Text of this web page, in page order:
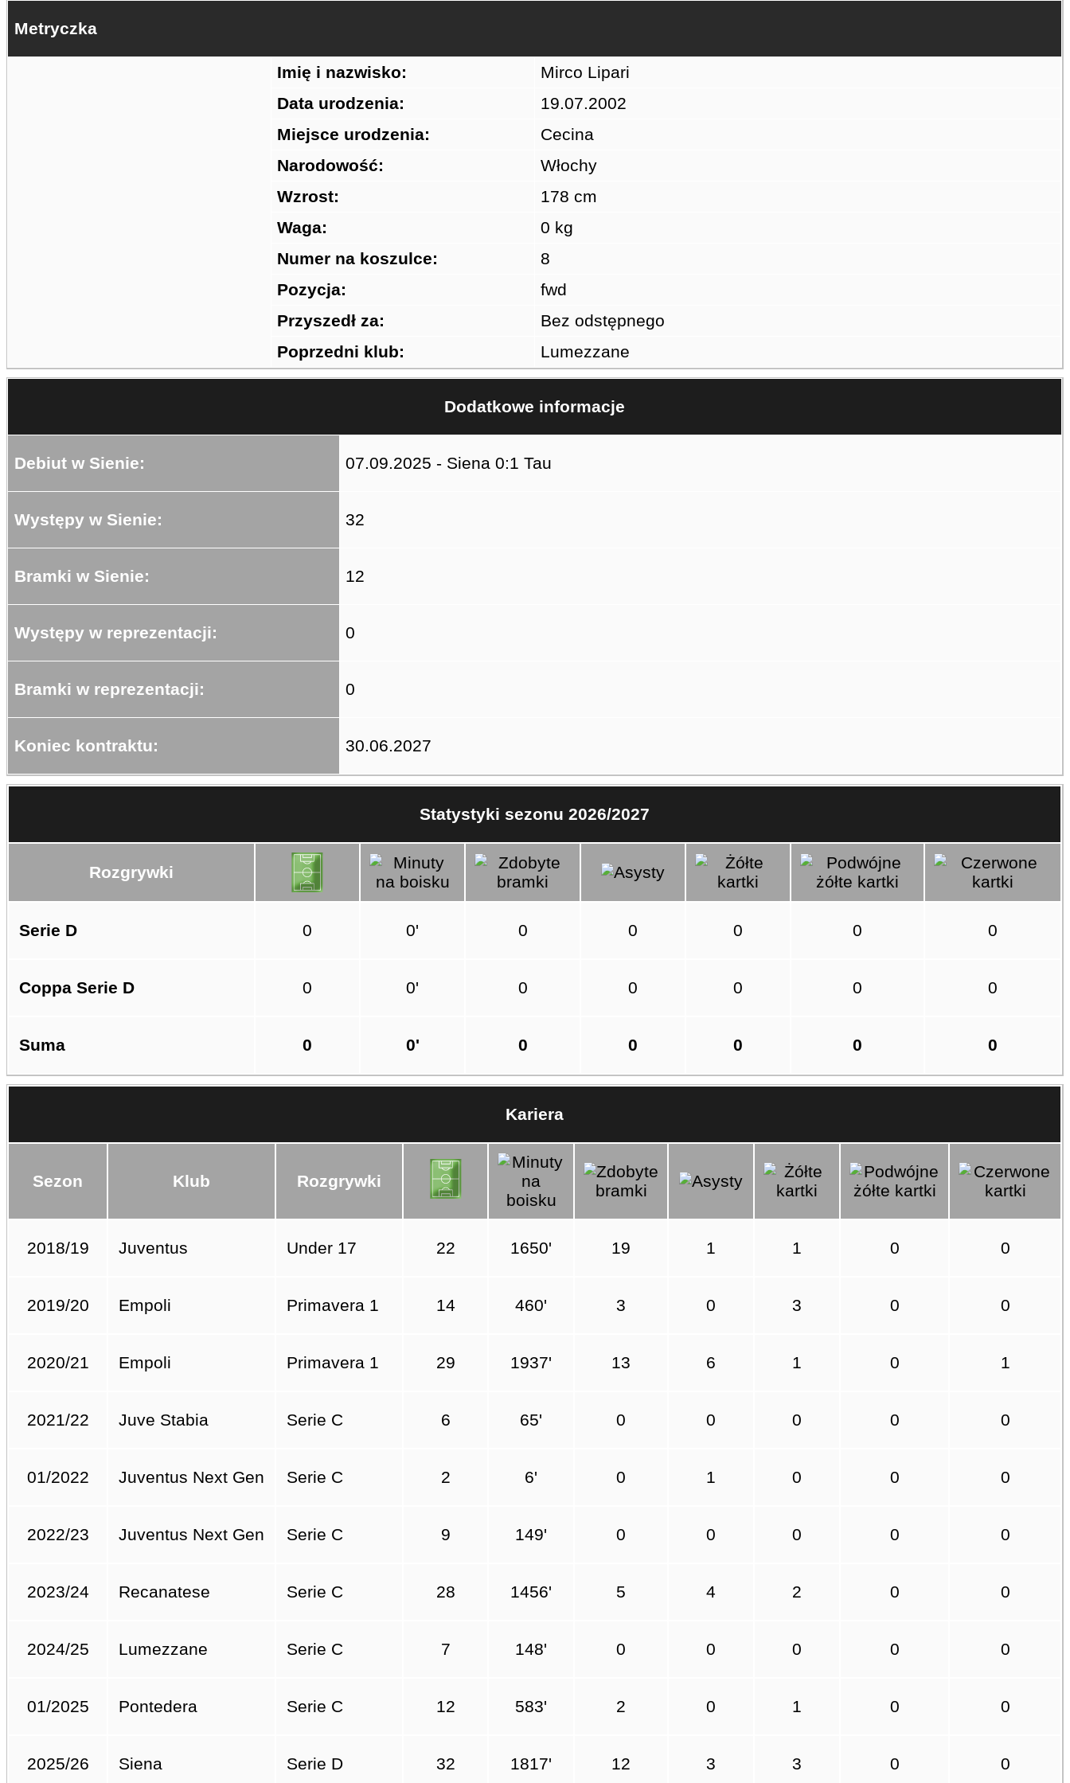
Metryczka
Imię i nazwisko:
Mirco Lipari
Data urodzenia:
19.07.2002
Miejsce urodzenia:
Cecina
Narodowość:
Włochy
Wzrost:
178 cm
Waga:
0 kg
Numer na koszulce:
8
Pozycja:
fwd
Przyszedł za:
Bez odstępnego
Poprzedni klub:
Lumezzane
Dodatkowe informacje
Debiut w Sienie: 07.09.2025 - Siena 0:1 Tau
Występy w Sienie: 32
Bramki w Sienie: 12
Występy w reprezentacji: 0
Bramki w reprezentacji: 0
Koniec kontraktu: 30.06.2027
Statystyki sezonu 2026/2027
Rozgrywki
Serie D 0 0' 0 0 0 0 0
Coppa Serie D 0 0' 0 0 0 0 0
Suma 0 0' 0 0 0 0 0
Kariera
Sezon Klub Rozgrywki
2018/19 Juventus Under 17 22 1650' 19 1 1 0 0
2019/20 Empoli Primavera 1 14 460' 3 0 3 0 0
2020/21 Empoli Primavera 1 29 1937' 13 6 1 0 1
2021/22 Juve Stabia Serie C 6 65' 0 0 0 0 0
01/2022 Juventus Next Gen Serie C 2 6' 0 1 0 0 0
2022/23 Juventus Next Gen Serie C 9 149' 0 0 0 0 0
2023/24 Recanatese Serie C 28 1456' 5 4 2 0 0
2024/25 Lumezzane Serie C 7 148' 0 0 0 0 0
01/2025 Pontedera Serie C 12 583' 2 0 1 0 0
2025/26 Siena Serie D 32 1817' 12 3 3 0 0